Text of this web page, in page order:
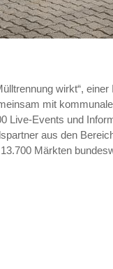
wirkt“,
mit
Live-Events und
aus den
Märkten